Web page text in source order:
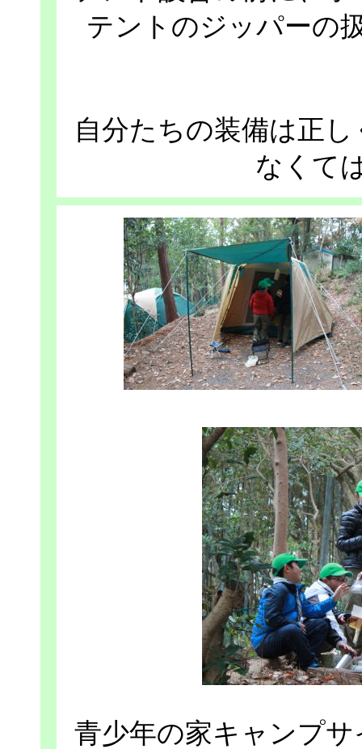
テントのジッパーの
自分たちの装備は正
なくて
青少年の家キャンプ